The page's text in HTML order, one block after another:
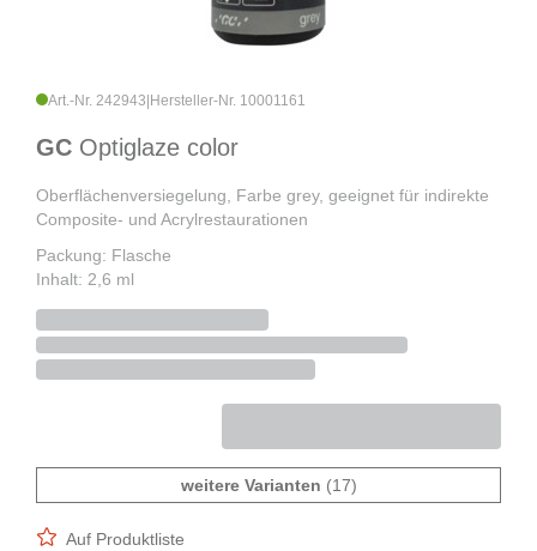
Art.-Nr. 242943 Hersteller-Nr. 10001161
GC Optiglaze color
Oberflächenversiegelung, Farbe grey, geeignet für indirekte
Composite- und Acrylrestaurationen
Packung: Flasche
Inhalt: 2,6 ml
weitere Varianten (17)
Auf Produktliste